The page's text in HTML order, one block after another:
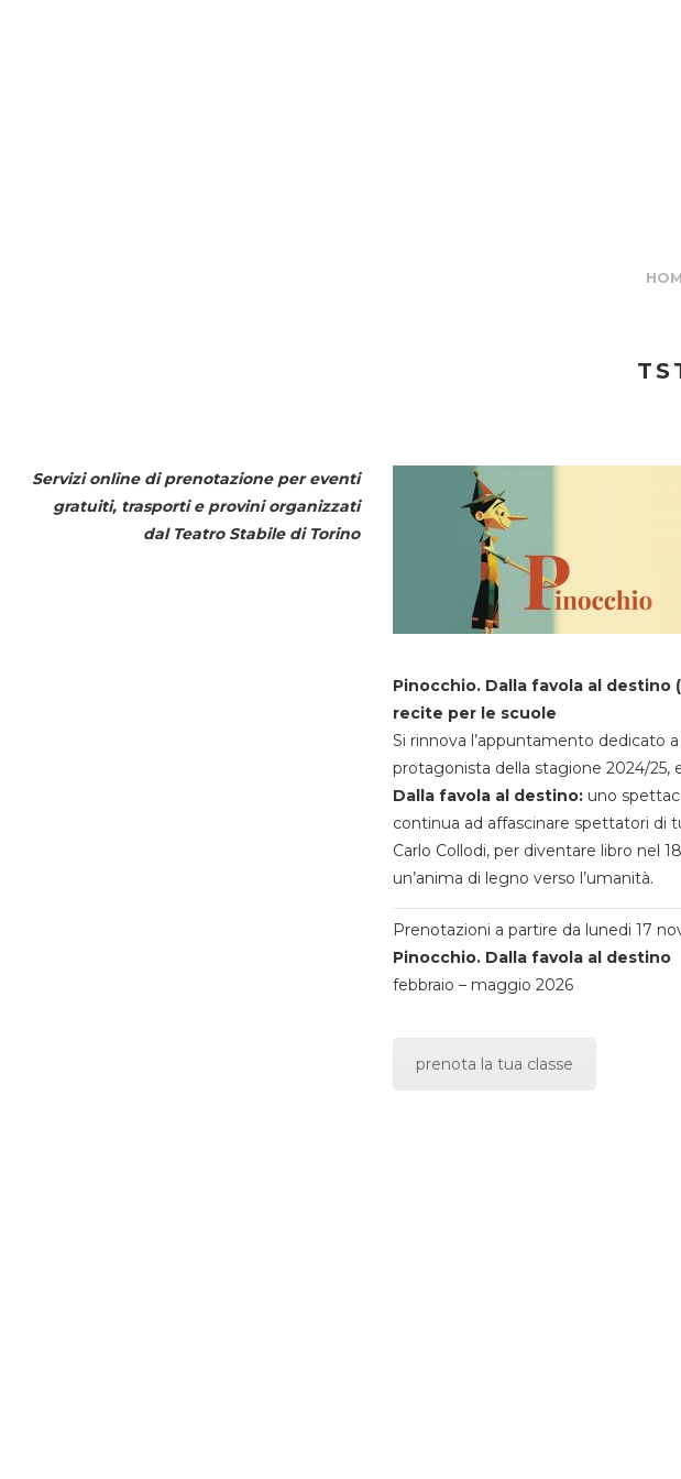
Servizi online di prenotazione per eventi
gratuiti, trasporti e provini organizzati
dal Teatro Stabile di Torino
Pinocchio. Dalla favola al destino
recite per le scuole
Si rinnova l’appuntamento dedicato
protagonista della stagione 2024/25,
Dalla favola al destino:uno
continua ad affascinare spettatori di
Carlo Collodi, per diventare libro nel
un’anima di legno verso l’umanità.
Prenotazioni a partire da lunedi 17
Pinocchio. Dalla favola al destino
febbraio – maggio 2026
prenota la tua classe